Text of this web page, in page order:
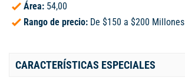
Área: 54,00
Rango de precio: De $150 a $200 Millones
CARACTERÍSTICAS ESPECIALES